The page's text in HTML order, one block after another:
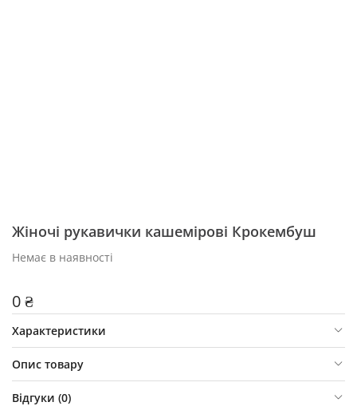
Жіночі рукавички кашемірові Крокембуш
Немає в наявності
0 ₴
Характеристики
Опис товару
Відгуки (0)